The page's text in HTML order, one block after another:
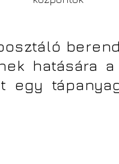
hatására
egy